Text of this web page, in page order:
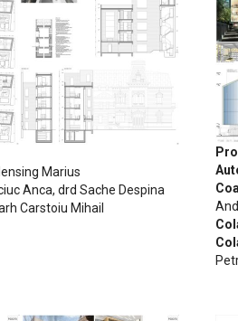
Marius
Anca, drd Sache Despina
Carstoiu Mihail